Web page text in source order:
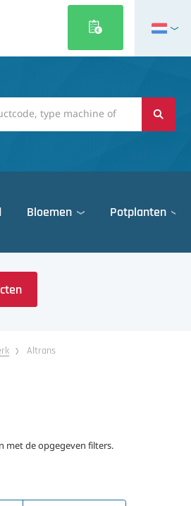
English
Deutsch
Polski
Română
Bloemen Potplanten
Altrans
met de opgegeven filters.